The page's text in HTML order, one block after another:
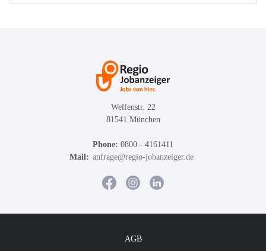
Welfenstr. 22
81541 München
Phone: 0800 - 4161411
Mail: anfrage@regio-jobanzeiger.de
AGB